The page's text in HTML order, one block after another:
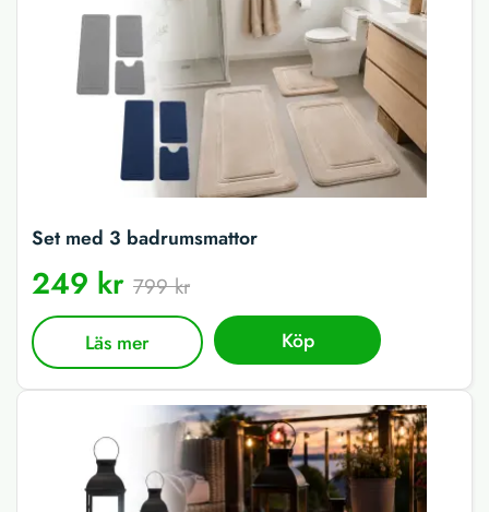
Set med 3 badrumsmattor
249 kr 799 kr
Läs mer Köp